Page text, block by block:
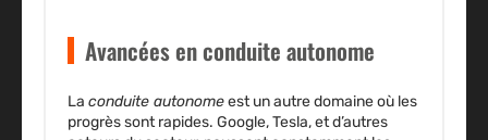
Avancées en conduite autonome
La conduite autonomeest un autre domaine où les
progrès sont rapides. Google, Tesla, et d’autres